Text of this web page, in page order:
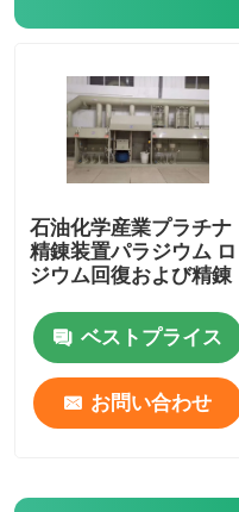
石油化学産業プラチナ
精錬装置パラジウム ロ
ジウム回復および精錬
ベストプライス
お問い合わせ